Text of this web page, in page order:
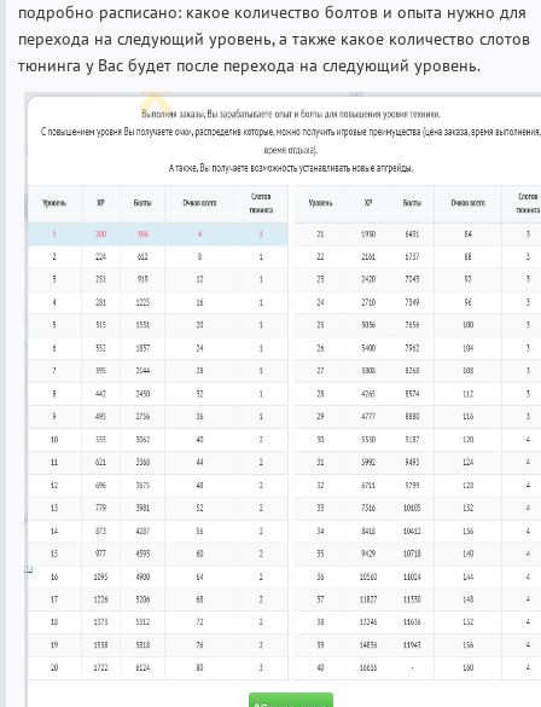
подробно расписано: какое количество болтов и опыта нужно для
перехода на следующий уровень, а также какое количество слотов
тюнинга у Вас будет после перехода на следующий уровень.